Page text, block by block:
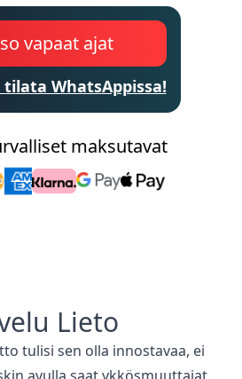
vapaat ajat
WhatsAppissa!
maksutavat
Lieto
tulisi sen olla innostavaa, ei